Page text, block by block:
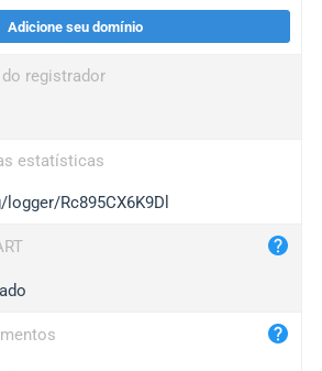
Adicione seu domínio
registrador
estatísticas
Rc895CX6K9Dl